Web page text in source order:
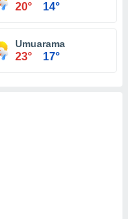
20° 14°
Umuarama
23° 17°